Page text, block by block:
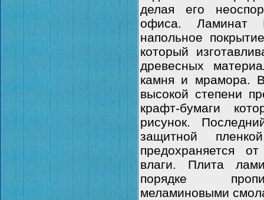
делая его
офиса. Ламинат
напольное
который
древесных
камня и мрамора.
высокой степени
крафт-бумаги
рисунок.
защитной
предохраняется
влаги. Плита
порядке
меламиновыми